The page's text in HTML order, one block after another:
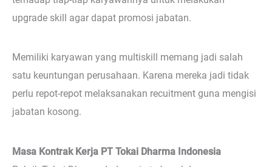
upgrade skill agar dapat promosi jabatan.
Memiliki karyawan yang multiskill memang jadi salah
satu keuntungan perusahaan. Karena mereka jadi tidak
perlu repot-repot melaksanakan recuitment guna mengisi
jabatan kosong.
Masa Kontrak Kerja PT Tokai Dharma Indonesia